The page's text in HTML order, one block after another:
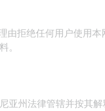
由拒绝任何用户使用
。
亚州法律管辖并按其